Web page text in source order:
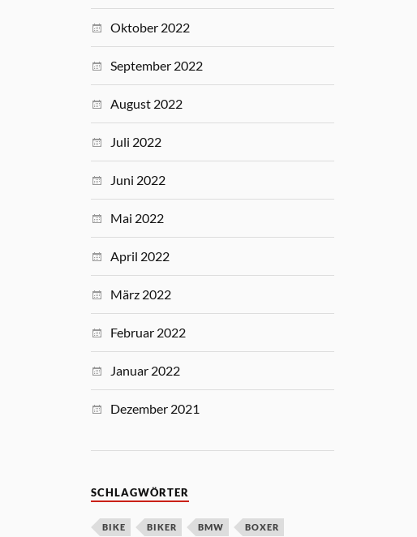
Oktober 2022
September 2022
August 2022
Juli 2022
Juni 2022
Mai 2022
April 2022
März 2022
Februar 2022
Januar 2022
Dezember 2021
SCHLAGWÖRTER
BIKE BIKER BMW BOXER